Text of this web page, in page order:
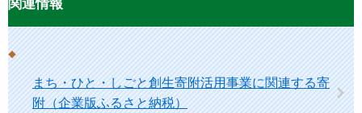
関連情報
まち・ひと・しごと創生寄附活用事業に関連する寄
附（企業版ふるさと納税）